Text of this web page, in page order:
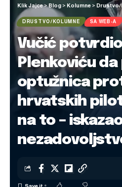
Klik Jajce>Blog > Kolumne > Drustvo/
DRUSTVO/KOLUMNE SA WEB-A
Vučić potvrdio
Plenkoviću
optužnica
hrvatskih
na to –